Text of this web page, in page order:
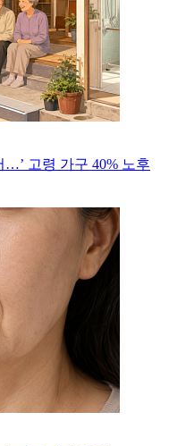
…’ 고령 가구 40% 노후